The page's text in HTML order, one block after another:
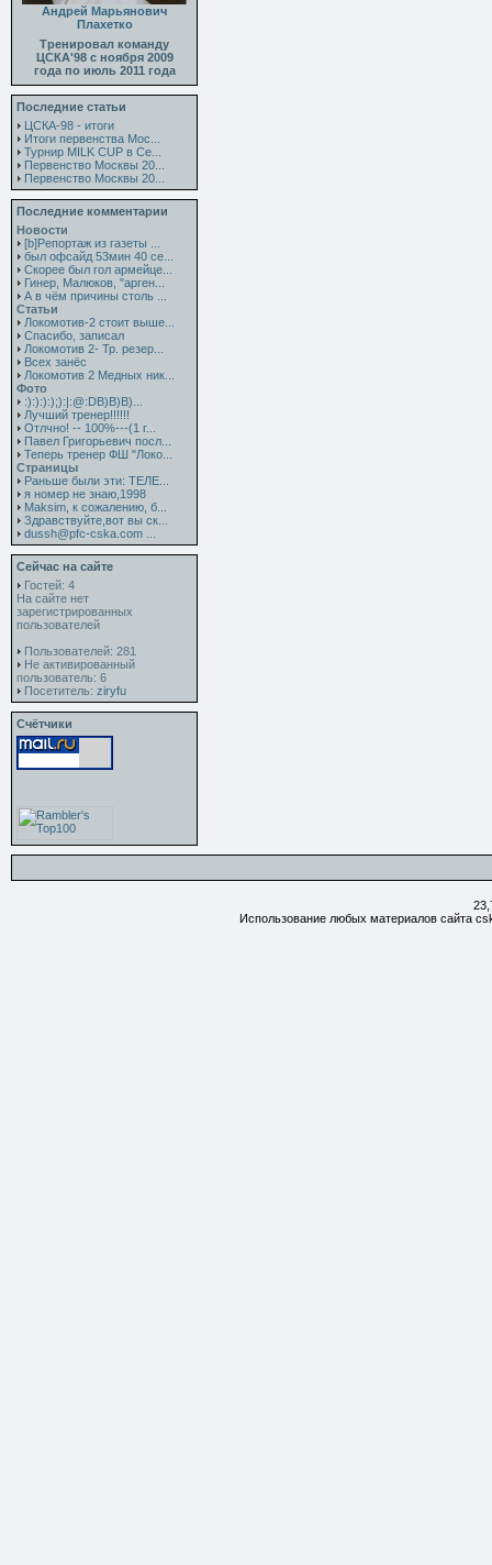
Андрей Марьянович
Плахетко
Тренировал команду
ЦСКА'98 с ноября 2009
года по июль 2011 года
Последние статьи
ЦСКА-98 - итоги
Итоги первенства Мос...
Турнир MILK CUP в Се...
Первенство Москвы 20...
Первенство Москвы 20...
Последние комментарии
Новости
[b]Репортаж из газеты ...
был офсайд 53мин 40 се...
Скорее был гол армейце...
Гинер, Малюков, "арген...
А в чём причины столь ...
Статьи
Локомотив-2 стоит выше...
Спасибо, записал
Локомотив 2- Тр. резер...
Всех занёс
Локомотив 2 Медных ник...
Фото
:):):):);):|:@:DB)B)B)...
Лучший тренер!!!!!!
Отлчно! -- 100%---(1 г...
Павел Григорьевич посл...
Теперь тренер ФШ "Локо...
Страницы
Раньше были эти: ТЕЛЕ...
я номер не знаю,1998
Maksim, к сожалению, б...
Здравствуйте,вот вы ск...
dussh@pfc-cska.com ...
Сейчас на сайте
Гостей: 4
На сайте нет
зарегистрированных
пользователей
Пользователей: 281
Не активированный
пользователь: 6
Посетитель: ziryfu
Счётчики
Использование любых материалов сайта